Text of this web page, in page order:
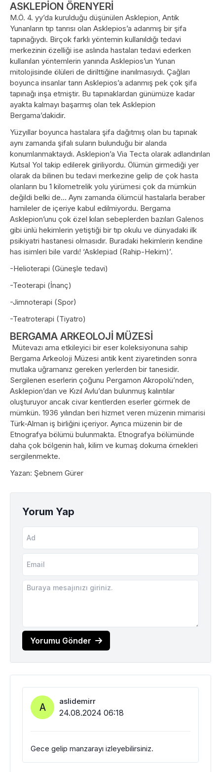
ASKLEPİON ÖRENYERİ
M.Ö. 4. yy’da kurulduğu düşünülen Asklepion, Antik
Yunanların tıp tanrısı olan Asklepios’a adanmış bir şifa
tapınağıydı. Birçok farklı yöntemin kullanıldığı tedavi
merkezinin özelliği ise aslında hastaları tedavi ederken
kullanılan yöntemlerin yanında Asklepios’un Yunan
mitolojisinde ölüleri de dirilttiğine inanılmasıydı. Çağları
boyunca insanlar tanrı Asklepios’a adanmış pek çok şifa
tapınağı inşa etmiştir. Bu tapınaklardan günümüze kadar
ayakta kalmayı başarmış olan tek Asklepion
Bergama’dakidir.
Yüzyıllar boyunca hastalara şifa dağıtmış olan bu tapınak
aynı zamanda şifalı suların bulunduğu bir alanda
konumlanmaktaydı. Asklepion’a Via Tecta olarak adlandırılan
Kutsal Yol takip edilerek giriliyordu. Ölümün girmediği yer
olarak da bilinen bu tedavi merkezine gelip de çok hasta
olanların bu 1 kilometrelik yolu yürümesi çok da mümkün
değildi belki de… Aynı zamanda ölümcül hastalarla beraber
hamileler de içeriye kabul edilmiyordu. Bergama
Asklepion’unu çok özel kılan sebeplerden bazıları Galenos
gibi ünlü hekimlerin yetiştiği bir tıp okulu ve dünyadaki ilk
psikiyatri hastanesi olmasıdır. Buradaki hekimlerin kendine
has isimleri bile vardı! ‘Asklepiad (Rahip-Hekim)’.
-Helioterapi (Güneşle tedavi)
-Teoterapi (İnanç)
-Jimnoterapi (Spor)
-Teatroterapi (Tiyatro)
BERGAMA ARKEOLOJİ MÜZESİ
Mütevazı ama etkileyici bir eser koleksiyonuna sahip
Bergama Arkeoloji Müzesi antik kent ziyaretinden sonra
mutlaka uğramanız gereken yerlerden bir tanesidir.
Sergilenen eserlerin çoğunu Pergamon Akropolü’nden,
Asklepion’dan ve Kızıl Avlu’dan bulunmuş kalıntılar
oluşturuyor ancak civar kentlerden eserler görmek de
mümkün. 1936 yılından beri hizmet veren müzenin mimarisi
Türk-Alman iş birliğini içeriyor. Ayrıca müzenin bir de
Etnografya bölümü bulunmakta. Etnografya bölümünde
daha çok bölgenin halı, kilim ve kumaş dokuma örnekleri
sergilenmekte.
Yazan: Şebnem Gürer
Yorum Yap
Yorumu Gönder
A aslidemirr
24.08.2024 06:18
Gece gelip manzarayı izleyebilirsiniz.